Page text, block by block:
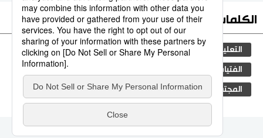
الكلمات الأكثر بحثا
التعليم الياباني مجتمع الجنس طوكيو
الفتيات
المجتمع الياباني المطبخ الياباني